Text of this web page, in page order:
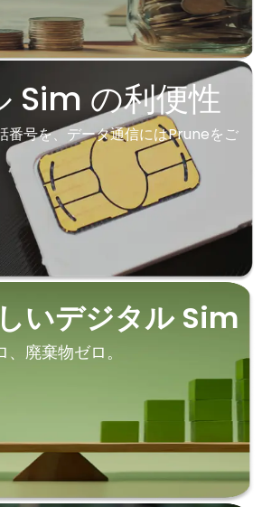
Sim の利便性
番号を、データ通信にはPruneをご
いデジタル Sim
廃棄物ゼロ。